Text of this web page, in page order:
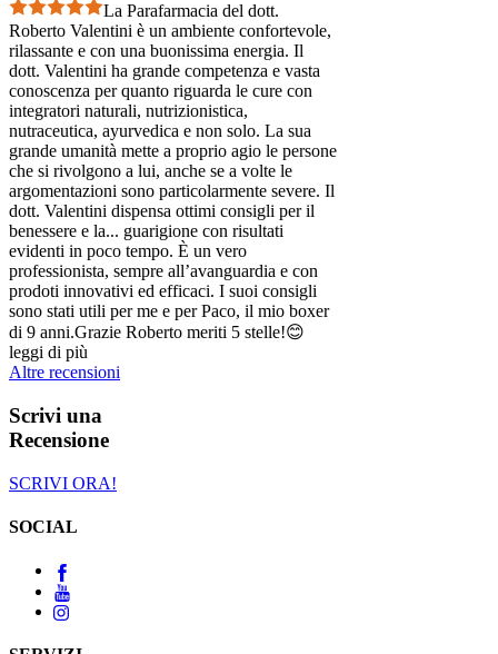
La Parafarmacia del dott.
Roberto Valentini è un ambiente confortevole,
rilassante e con una buonissima energia. Il
dott. Valentini ha grande competenza e vasta
conoscenza per quanto riguarda le cure con
integratori naturali, nutrizionistica,
nutraceutica, ayurvedica e non solo. La sua
grande umanità mette a proprio agio le persone
che si rivolgono a lui, anche se a volte le
argomentazioni sono particolarmente severe. Il
dott. Valentini dispensa ottimi consigli per il
benessere e la... guarigione con risultati
evidenti in poco tempo. È un vero
professionista, sempre all’avanguardia e con
prodoti innovativi ed efficaci. I suoi consigli
sono stati utili per me e per Paco, il mio boxer
di 9 anni.Grazie Roberto meriti 5 stelle!😊
leggi di più
Altre recensioni
Scrivi una
Recensione
SCRIVI ORA!
SOCIAL